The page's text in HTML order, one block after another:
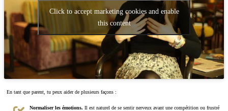
Click to accept marketing cookies and enable
this content
En tant que parent, tu peux aider de plusieurs façons :
Normaliser les émotions. Il est naturel de se sentir nerveux avant une compétition ou frustré